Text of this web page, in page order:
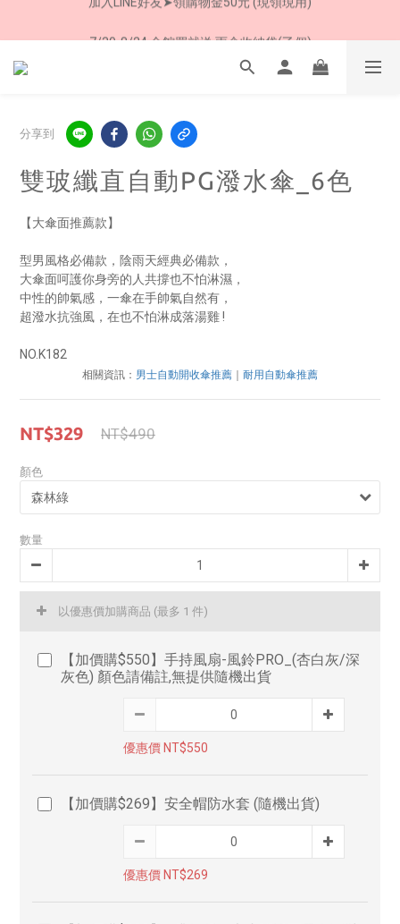
8/8 父親節限定 超商取貨免運費
分享到
雙玻纖直自動PG潑水傘_6色
【大傘面推薦款】
型男風格必備款，陰雨天經典必備款，
大傘面呵護你身旁的人共撐也不怕淋濕，
中性的帥氣感，一傘在手帥氣自然有，
超潑水抗強風，在也不怕淋成落湯雞 !
NO.K182
相關資訊： 男士自動開收傘推薦 耐用自動傘推薦
NT$329 NT$490
顏色
數量
以優惠價加購商品 (最多 1 件)
【加價購$550】手持風扇-風鈴PRO_(杏白灰/深
灰色) 顏色請備註,無提供隨機出貨
優惠價 NT$550
【加價購$269】安全帽防水套 (隨機出貨)
優惠價 NT$269